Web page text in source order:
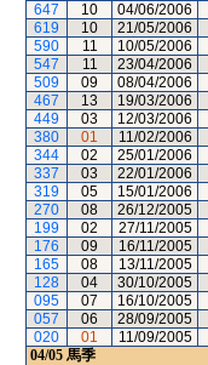
647
10 04/06/2006
619
10 21/05/2006
590
11 10/05/2006
547
11 23/04/2006
509
09 08/04/2006
467
13 19/03/2006
449
03 12/03/2006
380
01 11/02/2006
344
02 25/01/2006
337
03 22/01/2006
319
05 15/01/2006
270
08 26/12/2005
199
02 27/11/2005
176
09 16/11/2005
165
08 13/11/2005
128
04 30/10/2005
095
07 16/10/2005
057
06 28/09/2005
020
01 11/09/2005
04/05 馬季